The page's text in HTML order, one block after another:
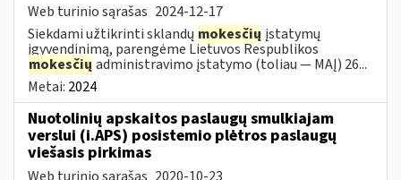
Web turinio sąrašas 2024-12-17
Siekdami užtikrinti sklandų mokesčių įstatymų
įgyvendinimą, parengėme Lietuvos Respublikos
mokesčių administravimo įstatymo (toliau — MAĮ) 26...
Metai: 2024
Nuotolinių apskaitos paslaugų smulkiajam
verslui (i.APS) posistemio plėtros paslaugų
viešasis pirkimas
Web turinio sąrašas 2020-10-23